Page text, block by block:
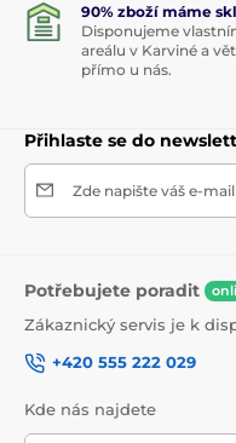
90% zboží máme
Disponujeme
areálu v Karviné a
přímo u nás.
Přihlaste se do
Zde napište váš e-mail
Potřebujete poradit
Zákaznický servis je k
+420 555 222 029
Kde nás najdete